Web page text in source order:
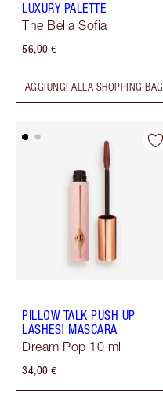
LUXURY PALETTE
The Bella Sofia
56,00 €
AGGIUNGI ALLA SHOPPING BAG
PILLOW TALK PUSH UP
LASHES! MASCARA
Dream Pop 10 ml
34,00 €